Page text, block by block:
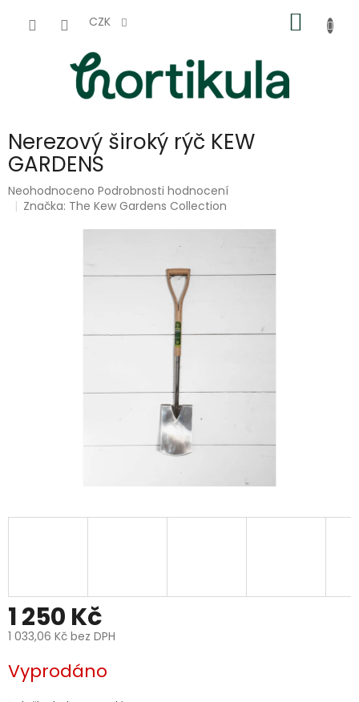
CZK
KOŠÍK
Nerezový široký rýč KEW
GARDENS
Průměrné
hodnocení
Neohodnoceno Podrobnosti hodnocení
Značka: The Kew Gardens Collection
1 250 Kč
1 033,06 Kč bez DPH
cena:
Vyprodáno